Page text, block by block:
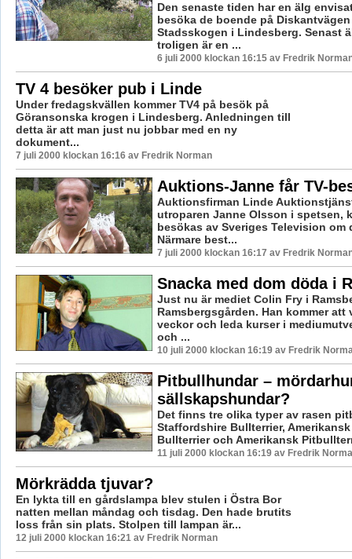
Den senaste tiden har en älg
besöka de boende på
Stadsskogen i Lindesberg. Senast
troligen är en ...
6 juli 2000 klockan 16:15 av Fredrik
TV 4 besöker pub i Linde
Under fredagskvällen kommer TV4 på besök på
Göransonska krogen i Lindesberg. Anledningen till
detta är att man just nu jobbar med en ny
dokument...
7 juli 2000 klockan 16:16 av Fredrik Norman
Auktions-Janne får TV-
Auktionsfirman Linde
utroparen Janne Olsson i spetsen,
besökas av Sveriges Television om
Närmare best...
7 juli 2000 klockan 16:17 av Fredrik
Snacka med dom döda i
Just nu är mediet Colin Fry i
Ramsbergsgården. Han kommer att
veckor och leda kurser i
och ...
10 juli 2000 klockan 16:19 av Fredrik
Pitbullhundar –
sällskapshundar?
Det finns tre olika typer av rasen
Staffordshire Bullterrier,
Bullterrier och Amerikansk
11 juli 2000 klockan 16:19 av Fredrik
Mörkrädda tjuvar?
En lykta till en gårdslampa blev stulen i Östra Bor
natten mellan måndag och tisdag. Den hade brutits
loss från sin plats. Stolpen till lampan är...
12 juli 2000 klockan 16:21 av Fredrik Norman